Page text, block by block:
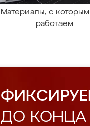
Материалы, с
работаем
ДО КОНЦА